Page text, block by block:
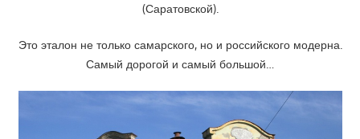
(Саратовской).
Это эталон не только самарского, но и российского модерна.
Самый дорогой и самый большой…